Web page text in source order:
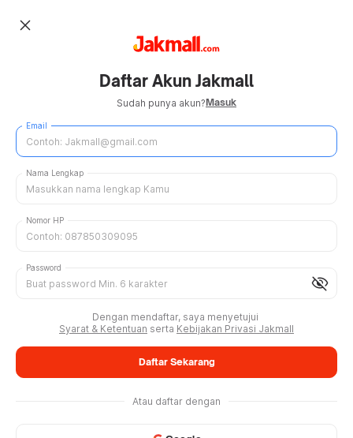
close
Daftar Akun Jakmall
Sudah punya akun?Masuk
Email
Nama Lengkap
Nomor HP
visibility_off
Password
Dengan mendaftar, saya menyetujui
Syarat & Ketentuan serta Kebijakan Privasi Jakmall
Daftar Sekarang
Atau daftar dengan